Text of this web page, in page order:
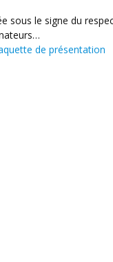
de présentation